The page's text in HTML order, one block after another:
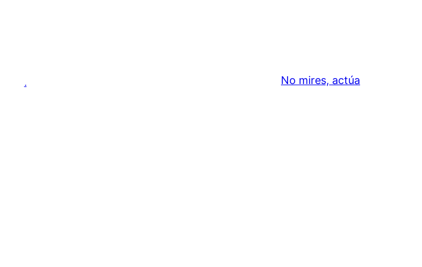
. No mires, actúa